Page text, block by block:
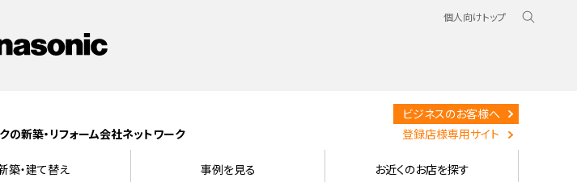
個人向けトップ
の新築・リフォーム会社ネットワーク
ビジネスのお客様へ
登録店様専用サイト
築・建て替え 事例を見る お近くのお店を探す